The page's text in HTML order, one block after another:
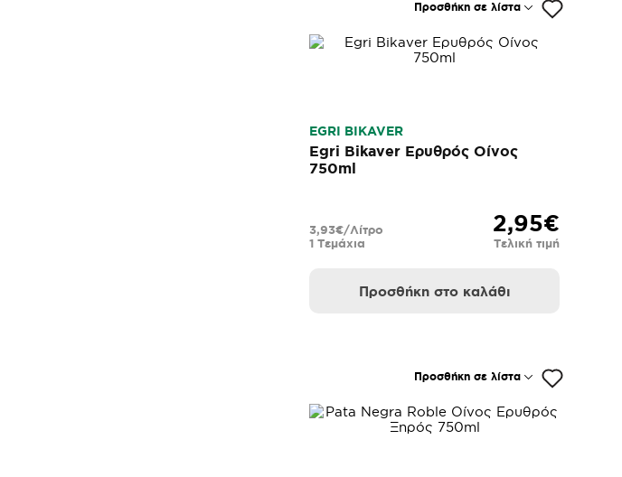
Προσθήκη σε λίστα
EGRI BIKAVER
Egri Bikaver Ερυθρός Οίνος
750ml
2,95€
Τελική τιμή
1 Τεμάχια
3,93€/Λίτρο
Προσθήκη στο καλάθι
Προσθήκη σε λίστα